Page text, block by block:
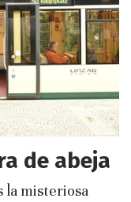
de abeja
la misteriosa